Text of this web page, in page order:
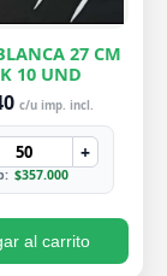
27 CM
10 UND
c/u imp. incl.
+
$357.000
al carrito